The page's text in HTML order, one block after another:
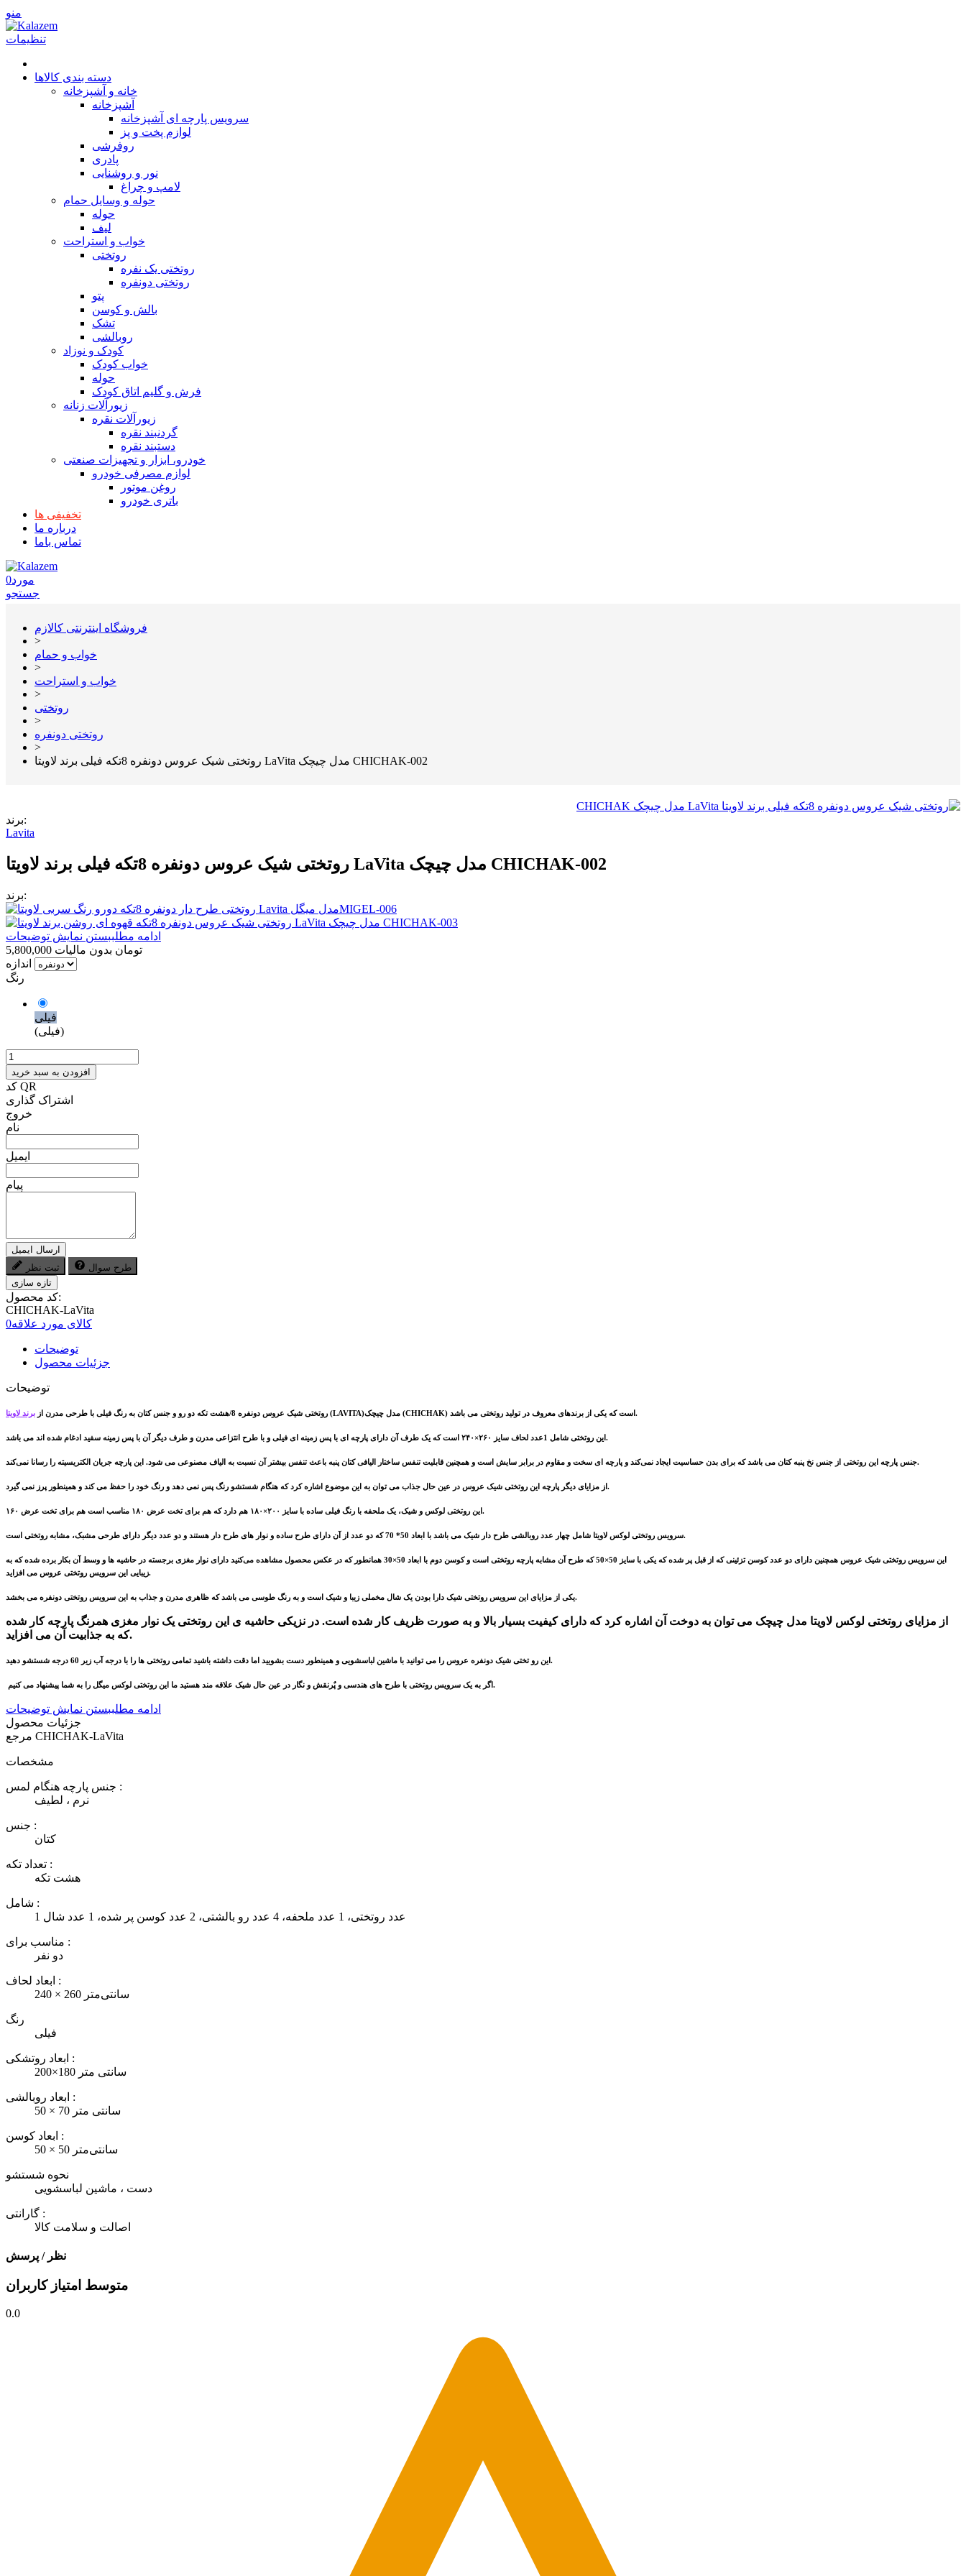
منو
تنظیمات
دسته بندی کالاها
خانه و آشپزخانه
آشپزخانه
سرویس پارچه ای آشپزخانه
لوازم پخت و پز
روفرشی
پا‌دری
نور و روشنایی
لامپ و چراغ
حوله و وسایل حمام
حوله
لیف
خواب و استراحت
روتختی
روتختی یک نفره
روتختی دونفره
پتو
بالش و کوسن
تشک
روبالشی
کودک و نوزاد
خواب کودک
حوله
فرش و گلیم اتاق کودک
زیورآلات زنانه
زیورآلات نقره
گردنبند نقره
دستبند نقره
خودرو، ابزار و تجهیزات صنعتی
لوازم مصرفی خودرو
روغن موتور
باتری خودرو
تخفیفی ها
درباره ما
تماس باما
0مورد
جستجو
فروشگاه اینترنتی کالازم
>
خواب و حمام
>
خواب و استراحت
>
روتختی
>
روتختی دونفره
>
روتختی شیک عروس دونفره 8تکه فیلی برند لاویتا LaVita مدل چیچک CHICHAK-002
برند:
Lavita
روتختی شیک عروس دونفره 8تکه فیلی برند لاویتا LaVita مدل چیچک CHICHAK-002
برند:
ادامه مطلببستن نمایش توضیحات
5,800,000 تومان بدون مالیات
اندازه
رنگ
فیلی
(فیلی)
افزودن به سبد خرید
کد QR
اشتراک گذاری
خروج
نام
ایمیل
پیام
ارسال ایمیل
ثبت نظر
طرح سوال
کد محصول:
CHICHAK-LaVita
کالای مورد علاقه0
توضیحات
جزئیات محصول
توضیحات
روتختی شیک عروس دونفره 8/هشت تکه دو رو و جنس کتان به رنگ فیلی با طرحی مدرن از برند لاویتا (LAVITA)مدل چیچک (CHICHAK) است که یکی از برندهای معروف در تولید روتختی می باشد.
این روتختی شامل 1عدد لحاف سایز ۲۶۰×۲۴۰ است که یک طرف آن دارای پارچه ای با پس زمینه ای فیلی و با طرح انتزاعی مدرن و طرف دیگر آن با پس زمینه سفید ادغام شده اند می باشد.
جنس پارچه‌ این روتختی از جنس نخ پنبه کتان می باشد که برای بدن حساسیت ایجاد نمی‌کند و پارچه ای سخت و مقاوم در برابر سایش استو همچنین قابلیت تنفس ساختار الیافی کتان پنبه باعث تنفس بیشتر آن نسبت به الیاف مصنوعی می شود. این پارچه جریان الکتریسیته را رسانا نمی‌کند.
از مزایای دیگر پارچه این روتختی شیک عروس در عین حال جذاب می توان به این موضوع اشاره کرد که هنگام شستشو رنگ پس نمی دهد و رنگ خود را حفظ می کند و همینطور پرز نمی گیرد.
این روتختی لوکس و شیک، یک ملحفه با رنگ فیلی ساده با سایز ۲۰۰×۱۸۰ هم دارد که هم برای تخت عرض ۱۸۰ مناسب است هم برای تخت عرض ۱۶۰.
سرویس روتختی لوکس لاویتا شامل چهار عدد روبالشی طرح دار شیک می باشد با ابعاد 50* 70 که دو عدد از آن دارای طرح ساده و نوار های طرح دار هستند و دو عدد دیگر دارای طرحی مشبک، مشابه روتختی است.
این سرویس روتختی شیک عروس همچنین دارای دو عدد کوسن تزئینی که از قبل پر شده که یکی با سایز 50×50 که طرح آن مشابه پارچه روتختی است و کوسن دوم با ابعاد 50×30 همانطور که در عکس محصول مشاهده می‌کنید دارای نوار مغزی برجسته در حاشیه ها و وسط آن بکار برده شده که به
زیبایی این سرویس روتختی عروس می افزاید.
یکی از مزایای این سرویس روتختی شیک دارا بودن یک شال مخملی زیبا و شیک است و به رنگ طوسی می باشد که ظاهری مدرن و جذاب به این سرویس روتختی دونفره می بخشد.
از مزایای روتختی لوکس لاویتا مدل چیچک می توان به دوخت آن اشاره کرد که دارای کیفیت بسیار بالا و به صورت ظریف کار شده است. در نزیکی حاشیه ی این روتختی یک نوار مغزی همرنگ پارچه کار شده
که به جذابیت آن می افزاید.
این رو تختی شیک دونفره عروس را می توانید با ماشین لباسشویی و همینطور دست بشویید اما دقت داشته باشید تمامی روتختی ها را با درجه آب زیر 60 درجه شستشو دهید.
اگر به یک سرویس روتختی با طرح های هندسی و پٌرنقش و نگار در عین حال شیک علاقه مند هستید ما این روتختی لوکس میگل را به شما پیشنهاد می کنیم.
ادامه مطلببستن نمایش توضیحات
جزئیات محصول
CHICHAK-LaVita
مشخصات
جنس پارچه هنگام لمس :
نرم ، لطیف
جنس :
کتان
تعداد تکه :
هشت تکه
شامل :
1 عدد روتختی، 1 عدد ملحفه، 4 عدد رو بالشتی، 2 عدد کوسن پر شده، 1 عدد شال
مناسب برای :
دو نفر
ابعاد لحاف :
240 × 260 سانتی‌متر
رنگ
فیلی
ابعاد روتشکی :
200×180 سانتی متر
ابعاد روبالشی :
50 × 70 سانتی متر
ابعاد کوسن :
50 × 50 سانتی‌متر
نحوه شستشو
دست ، ماشین لباسشویی
گارانتی :
اصالت و سلامت کالا
نظر / پرسش
متوسط امتیاز کاربران
0.0